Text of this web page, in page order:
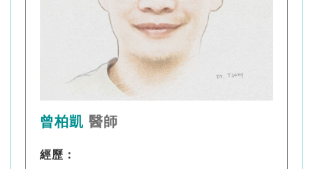
曾柏凱 醫師
經歷：